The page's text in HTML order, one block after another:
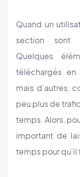
Quand un
section sont
Quelques
téléchargés en
mais d'autres,
peu plus de
temps. Alors,
important de
temps pour qu'il